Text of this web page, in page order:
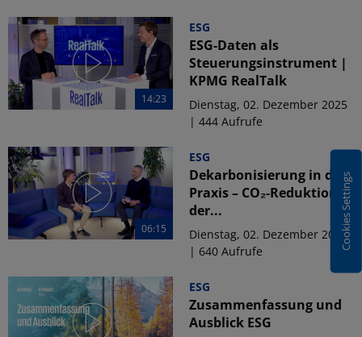
14:23
ESG
ESG-Daten als
Steuerungsinstrument |
KPMG RealTalk
Dienstag, 02. Dezember 2025
| 444 Aufrufe
06:15
ESG
Dekarbonisierung in der
Praxis – CO₂-Reduktion in
der...
Dienstag, 02. Dezember 2025
| 640 Aufrufe
ESG
Zusammenfassung und
Ausblick ESG
Cookies Settings